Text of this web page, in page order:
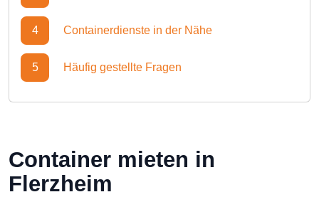
4 Containerdienste in der Nähe
5 Häufig gestellte Fragen
Container mieten in
Flerzheim